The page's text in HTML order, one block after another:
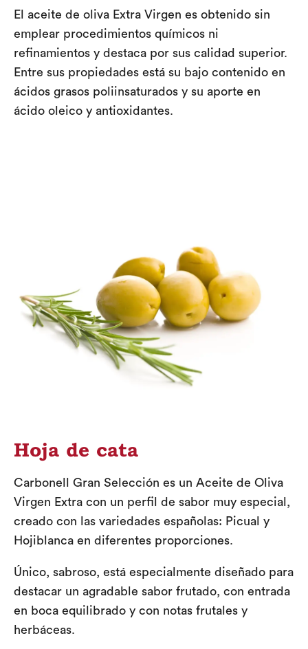
El aceite de oliva Extra Virgen es obtenido sin
emplear procedimientos químicos ni
refinamientos y destaca por sus calidad superior.
Entre sus propiedades está su bajo contenido en
ácidos grasos poliinsaturados y su aporte en
ácido oleico y antioxidantes.
Hoja de cata
Carbonell Gran Selección es un Aceite de Oliva
Virgen Extra con un perfil de sabor muy especial,
creado con las variedades españolas: Picual y
Hojiblanca en diferentes proporciones.
Único, sabroso, está especialmente diseñado para
destacar un agradable sabor frutado, con entrada
en boca equilibrado y con notas frutales y
herbáceas.